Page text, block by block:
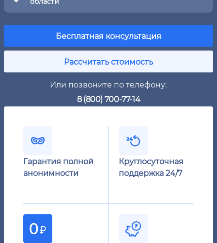
Бесплатная консультация
Рассчитать стоимость
Или позвоните по телефону:
8 (800) 700-77-14
Гарантия полной
анонимности
Круглосуточная
поддержка 24/7